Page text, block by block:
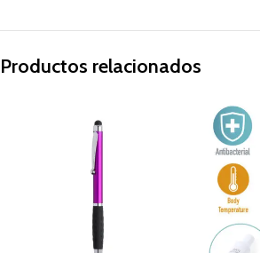
Productos relacionados